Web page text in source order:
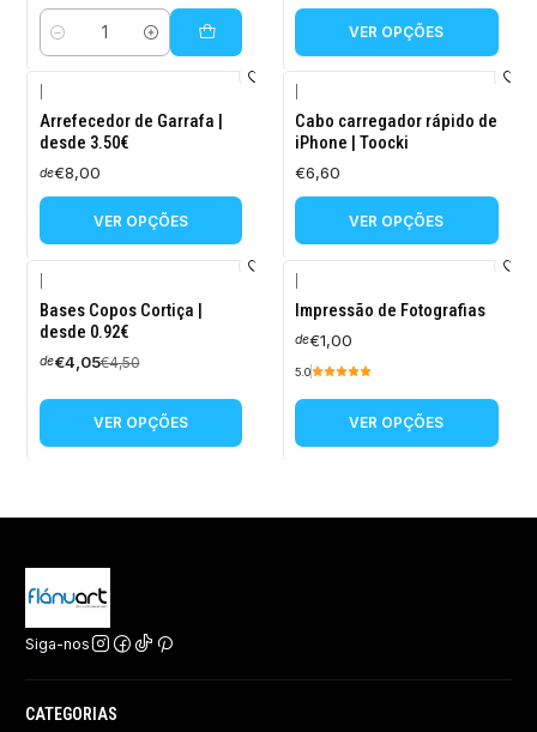
Quantidade
VER OPÇÕES
Arrefecedor de Garrafa |
desde 3.50€
de€8,00
VER OPÇÕES
Cabo carregador rápido de
iPhone | Toocki
€6,60
VER OPÇÕES
-10%
DESCONTO
Bases Copos Cortiça |
desde 0.92€
de€4,05€4,50
VER OPÇÕES
Impressão de Fotografias
de€1,00
5.0
VER OPÇÕES
Siga-nos
CATEGORIAS